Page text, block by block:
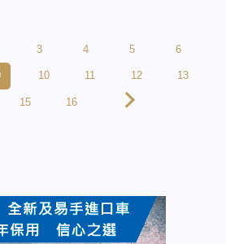
3 4 5 6
10 11 12 13
15 16